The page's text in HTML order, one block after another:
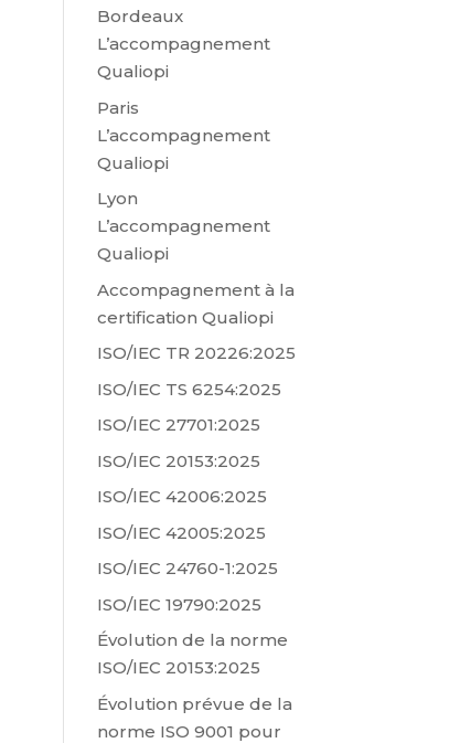
Bordeaux
L’accompagnement
Qualiopi
Paris
L’accompagnement
Qualiopi
Lyon
L’accompagnement
Qualiopi
Accompagnement à la
certification Qualiopi
ISO/IEC TR 20226:2025
ISO/IEC TS 6254:2025
ISO/IEC 27701:2025
ISO/IEC 20153:2025
ISO/IEC 42006:2025
ISO/IEC 42005:2025
ISO/IEC 24760-1:2025
ISO/IEC 19790:2025
Évolution de la norme
ISO/IEC 20153:2025
Évolution prévue de la
norme ISO 9001 pour